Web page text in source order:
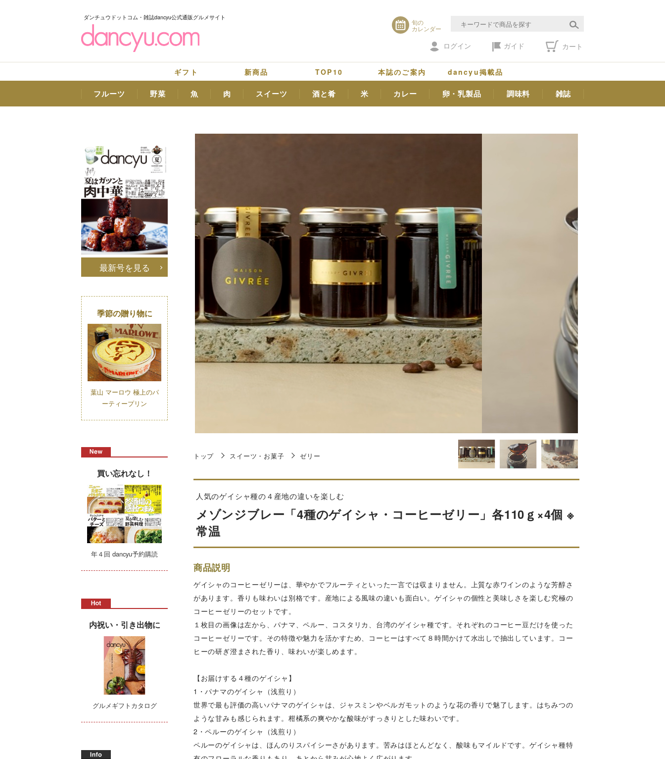
ダンチュウドットコム・雑誌dancyu公式通販グルメサイト
旬の
カレンダー
ログイン ガイド カート
ギフト 新商品 TOP10 本誌のご案内 dancyu掲載品
フルーツ 野菜 魚 肉 スイーツ 酒と肴 米 カレー 卵・乳製品 調味料 雑誌
トップ スイーツ・お菓子 ゼリー
人気のゲイシャ種の４産地の違いを楽しむ
メゾンジブレー「4種のゲイシャ・コーヒーゼリー」各110ｇ×4個 ※
常温
商品説明
ゲイシャのコーヒーゼリーは、華やかでフルーティといった一言では収まりません。上質な赤ワインのような芳醇さ
があります。香りも味わいは別格です。産地による風味の違いも面白い。ゲイシャの個性と美味しさを楽しむ究極の
コーヒーゼリーのセットです。
１枚目の画像は左から、パナマ、ペルー、コスタリカ、台湾のゲイシャ種です。それぞれのコーヒー豆だけを使った
コーヒーゼリーです。その特徴や魅力を活かすため、コーヒーはすべて８時間かけて水出しで抽出しています。コー
ヒーの研ぎ澄まされた香り、味わいが楽しめます。
【お届けする４種のゲイシャ】
1・パナマのゲイシャ（浅煎り）
世界で最も評価の高いパナマのゲイシャは、ジャスミンやベルガモットのような花の香りで魅了します。はちみつの
ような甘みも感じられます。柑橘系の爽やかな酸味がすっきりとした味わいです。
2・ペルーのゲイシャ（浅煎り）
ペルーのゲイシャは、ほんのりスパイシーさがあります。苦みはほとんどなく、酸味もマイルドです。ゲイシャ種特
最新号を見る
季節の贈り物に
葉山 マーロウ 極上のパ
ーティープリン
買い忘れなし！
年４回 dancyu予約購読
内祝い・引き出物に
グルメギフトカタログ